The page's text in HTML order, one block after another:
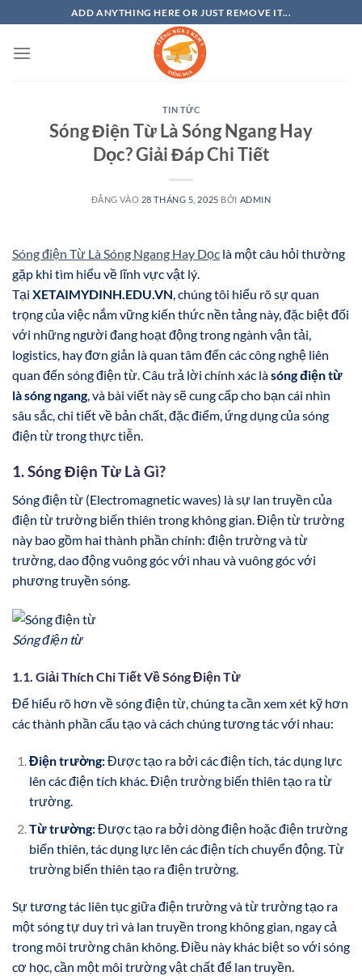
qua
nội
ADD ANYTHING HERE OR JUST REMOVE IT...
TIN TỨC
Sóng Điện Từ Là Sóng Ngang Hay
Dọc? Giải Đáp Chi Tiết
ĐĂNG VÀO 28 THÁNG 5, 2025 BỞI ADMIN
Sóng điện Từ Là Sóng Ngang Hay Dọc là một câu hỏi thường
gặp khi tìm hiểu về lĩnh vực vật lý.
Tại XETAIMYDINH.EDU.VN , chúng tôi hiểu rõ sự quan
trọng của việc nắm vững kiến thức nền tảng này, đặc biệt đối
với những người đang hoạt động trong ngành vận tải,
logistics, hay đơn giản là quan tâm đến các công nghệ liên
quan đến sóng điện từ. Câu trả lời chính xác làsóng điện từ
là sóng ngang , và bài viết này sẽ cung cấp cho bạn cái nhìn
sâu sắc, chi tiết về bản chất, đặc điểm, ứng dụng của sóng
điện từ trong thực tiễn.
1. Sóng Điện Từ Là Gì?
Sóng điện từ (Electromagnetic waves) là sự lan truyền của
điện từ trường biến thiên trong không gian. Điện từ trường
này bao gồm hai thành phần chính: điện trường và từ
trường, dao động vuông góc với nhau và vuông góc với
phương truyền sóng.
Sóng điện từ
1.1. Giải Thích Chi Tiết Về Sóng Điện Từ
Để hiểu rõ hơn về sóng điện từ, chúng ta cần xem xét kỹ hơn
các thành phần cấu tạo và cách chúng tương tác với nhau:
Điện trường:Được tạo ra bởi các điện tích, tác dụng lực
lên các điện tích khác. Điện trường biến thiên tạo ra từ
trường.
Từ trường:Được tạo ra bởi dòng điện hoặc điện trường
biến thiên, tác dụng lực lên các điện tích chuyển động. Từ
trường biến thiên tạo ra điện trường.
Sự tương tác liên tục giữa điện trường và từ trường tạo ra
một sóng tự duy trì và lan truyền trong không gian, ngay cả
trong môi trường chân không. Điều này khác biệt so với sóng
cơ học, cần một môi trường vật chất để lan truyền.